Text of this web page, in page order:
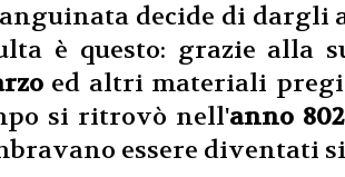
decide di dargli
è questo: grazie alla
ed altri materiali
si ritrovò nell'anno
essere diventati